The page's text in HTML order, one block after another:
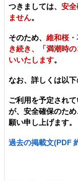
つきましては、 安全
ません。
そのため、 維和桜・
き続き、「満潮時
いいたします。
なお、詳しくは以下
ご利用を予定され
が、安全確保のた
願い申し上げます。
過去の掲載文(PDF